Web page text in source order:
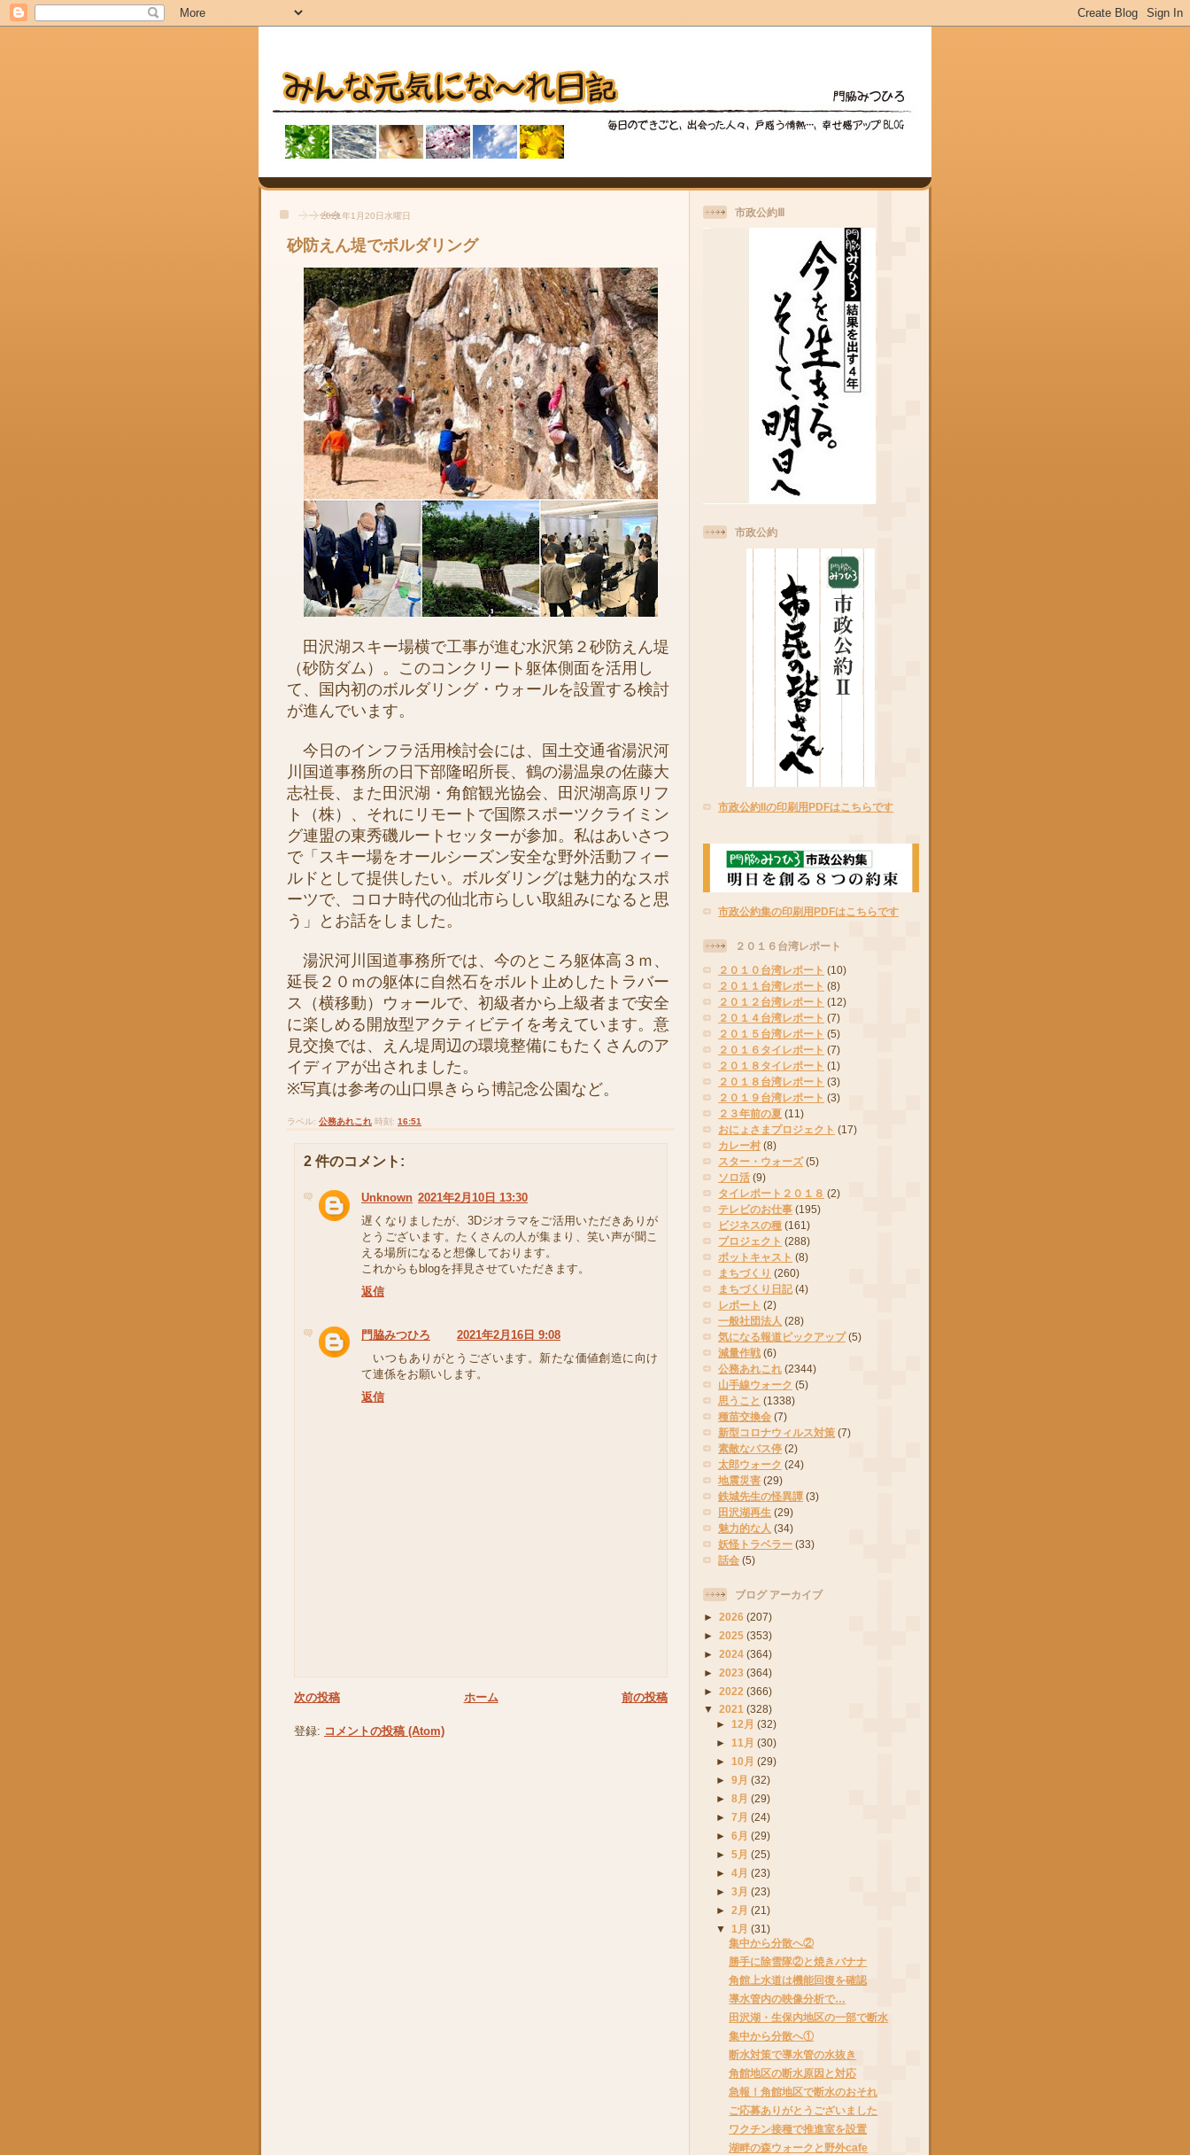
2021年1月20日水曜日
砂防えん堤でボルダリング
田沢湖スキー場横で工事が進む水沢第２砂防えん堤
（砂防ダム）。このコンクリート躯体側面を活用し
て、国内初のボルダリング・ウォールを設置する検討
が進んでいます。
今日のインフラ活用検討会には、国土交通省湯沢河
川国道事務所の日下部隆昭所長、鶴の湯温泉の佐藤大
志社長、また田沢湖・角館観光協会、田沢湖高原リフ
ト（株）、それにリモートで国際スポーツクライミン
グ連盟の東秀磯ルートセッターが参加。私はあいさつ
で「スキー場をオールシーズン安全な野外活動フィー
ルドとして提供したい。ボルダリングは魅力的なスポ
ーツで、コロナ時代の仙北市らしい取組みになると思
う」とお話をしました。
湯沢河川国道事務所では、今のところ躯体高３ｍ、
延長２０ｍの躯体に自然石をボルト止めしたトラバー
ス（横移動）ウォールで、初級者から上級者まで安全
に楽しめる開放型アクティビテイを考えています。意
見交換では、えん堤周辺の環境整備にもたくさんのア
イディアが出されました。
※写真は参考の山口県きらら博記念公園など。
ラベル: 公務あれこれ 時刻: 16:51
2 件のコメント:
Unknown 2021年2月10日 13:30
遅くなりましたが、3Dジオラマをご活用いただきありが
とうございます。たくさんの人が集まり、笑い声が聞こ
える場所になると想像しております。
これからもblogを拝見させていただきます。
返信
門脇みつひろ
2021年2月16日 9:08
いつもありがとうございます。新たな価値創造に向け
て連係をお願いします。
返信
次の投稿 前の投稿
ホーム
登録: コメントの投稿 (Atom)
市政公約Ⅲ
市政公約
市政公約IIの印刷用PDFはこちらです
市政公約集の印刷用PDFはこちらです
２０１６台湾レポート
２０１０台湾レポート (10)
２０１１台湾レポート (8)
２０１２台湾レポート (12)
２０１４台湾レポート (7)
２０１５台湾レポート (5)
２０１６タイレポート (7)
２０１８タイレポート (1)
２０１８台湾レポート (3)
２０１９台湾レポート (3)
２３年前の夏 (11)
おにょさまプロジェクト (17)
カレー村 (8)
スター・ウォーズ (5)
ソロ活 (9)
タイレポート２０１８ (2)
テレビのお仕事 (195)
ビジネスの種 (161)
プロジェクト (288)
ポットキャスト (8)
まちづくり (260)
まちづくり日記 (4)
レポート (2)
一般社団法人 (28)
気になる報道ピックアップ (5)
減量作戦 (6)
公務あれこれ (2344)
山手線ウォーク (5)
思うこと (1338)
種苗交換会 (7)
新型コロナウィルス対策 (7)
素敵なバス停 (2)
太郎ウォーク (24)
地震災害 (29)
鉄城先生の怪異譚 (3)
田沢湖再生 (29)
魅力的な人 (34)
妖怪トラベラー (33)
話会 (5)
ブログ アーカイブ
► 2026 (207)
► 2025 (353)
► 2024 (364)
► 2023 (364)
► 2022 (366)
▼ 2021 (328)
► 12月(32)
► 11月(30)
► 10月(29)
►9月(32)
►8月(29)
►7月(24)
►6月(29)
►5月(25)
►4月(23)
►3月(23)
►2月(21)
▼ 1月(31)
集中から分散へ②
勝手に除雪隊②と焼きバナナ
角館上水道は機能回復を確認
導水管内の映像分析で…
田沢湖・生保内地区の一部で断水
集中から分散へ①
断水対策で導水管の水抜き
角館地区の断水原因と対応
急報！角館地区で断水のおそれ
ご応募ありがとうございました
ワクチン接種で推進室を設置
湖畔の森ウォークと野外cafe